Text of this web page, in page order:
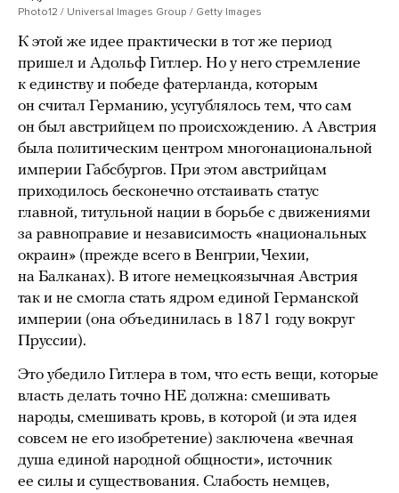
Photo12 / Universal Images Group / Getty Images
К этой же идее практически в тот же период
пришел и Адольф Гитлер. Но у него стремление
к единству и победе фатерланда, которым
он считал Германию, усугублялось тем, что сам
он был австрийцем по происхождению. А Австрия
была политическим центром многонациональной
империи Габсбургов. При этом австрийцам
приходилось бесконечно отстаивать статус
главной, титульной нации в борьбе с движениями
за равноправие и независимость «национальных
окраин» (прежде всего в Венгрии, Чехии,
на Балканах). В итоге немецкоязычная Австрия
так и не смогла стать ядром единой Германской
империи (она объединилась в 1871 году вокруг
Пруссии).
Это убедило Гитлера в том, что есть вещи, которые
власть делать точно НЕ должна: смешивать
народы, смешивать кровь, в которой (и эта идея
совсем не его изобретение) заключена «вечная
душа единой народной общности», источник
ее силы и существования. Слабость немцев,